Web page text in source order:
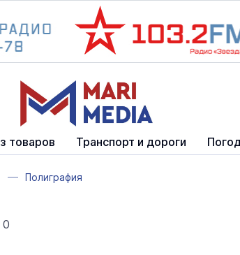
товаров Транспорт и дороги
Полиграфия
0